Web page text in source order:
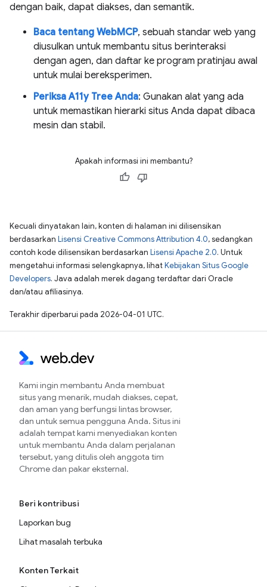
dengan baik, dapat diakses, dan semantik.
Baca tentang WebMCP, sebuah standar web yang
diusulkan untuk membantu situs berinteraksi
dengan agen, dan daftar ke program pratinjau awal
untuk mulai bereksperimen.
Periksa A11y Tree Anda: Gunakan alat yang ada
untuk memastikan hierarki situs Anda dapat dibaca
mesin dan stabil.
Apakah informasi ini membantu?
Kecuali dinyatakan lain, konten di halaman ini dilisensikan
berdasarkan Lisensi Creative Commons Attribution 4.0, sedangkan
contoh kode dilisensikan berdasarkan Lisensi Apache 2.0. Untuk
mengetahui informasi selengkapnya, lihatKebijakan Situs Google
Developers. Java adalah merek dagang terdaftar dari Oracle
dan/atau afiliasinya.
Terakhir diperbarui pada 2026-04-01 UTC.
Kami ingin membantu Anda membuat
situs yang menarik, mudah diakses, cepat,
dan aman yang berfungsi lintas browser,
dan untuk semua pengguna Anda. Situs ini
adalah tempat kami menyediakan konten
untuk membantu Anda dalam perjalanan
tersebut, yang ditulis oleh anggota tim
Chrome dan pakar eksternal.
Beri kontribusi
Laporkan bug
Lihat masalah terbuka
Konten Terkait